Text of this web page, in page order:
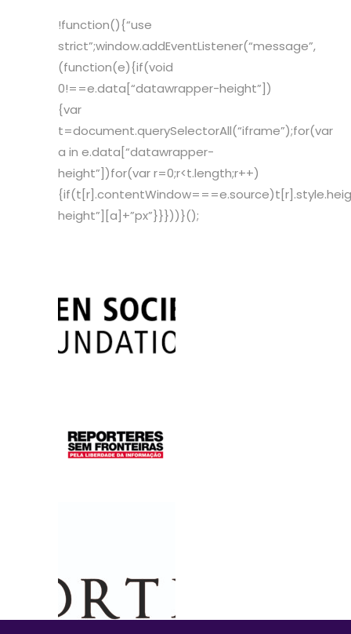
!function(){“use
strict”;window.addEventListener(“message”,
(function(e){if(void
0!==e.data[“datawrapper-height”])
{var
t=document.querySelectorAll(“iframe”);for(var
a in e.data[“datawrapper-
height”])for(var r=0;r<t.length;r++)
height”][a]+”px”}}}))}();